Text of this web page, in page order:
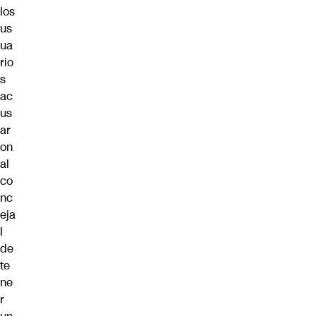
los
us
ua
rio
s
ac
us
ar
on
al
co
nc
eja
l
de
te
ne
r